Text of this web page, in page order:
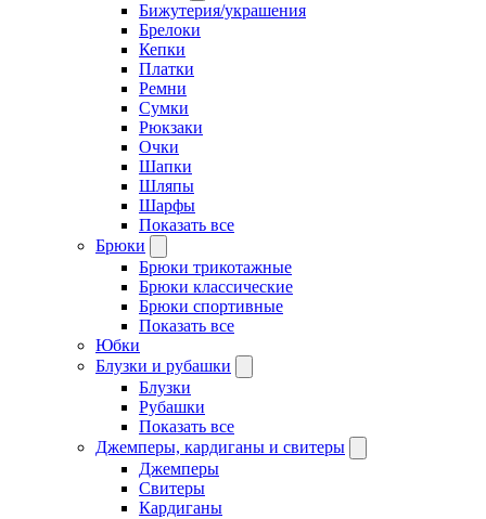
Бижутерия/украшения
Брелоки
Кепки
Платки
Ремни
Сумки
Рюкзаки
Очки
Шапки
Шляпы
Шарфы
Показать все
Брюки
Брюки трикотажные
Брюки классические
Брюки спортивные
Показать все
Юбки
Блузки и рубашки
Блузки
Рубашки
Показать все
Джемперы, кардиганы и свитеры
Джемперы
Свитеры
Кардиганы